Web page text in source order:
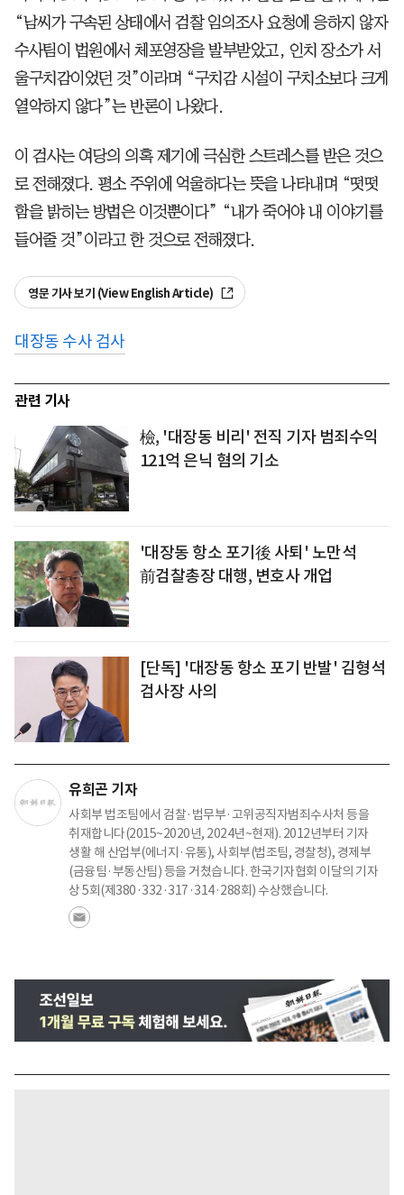
“남씨가 구속된 상태에서 검찰 임의조사 요청에 응하지 않자
수사팀이 법원에서 체포영장을 발부받았고, 인치 장소가 서
울구치감이었던 것”이라며 “구치감 시설이 구치소보다 크게
열악하지 않다”는 반론이 나왔다.
이 검사는 여당의 의혹 제기에 극심한 스트레스를 받은 것으
로 전해졌다. 평소 주위에 억울하다는 뜻을 나타내며 “떳떳
함을 밝히는 방법은 이것뿐이다” “내가 죽어야 내 이야기를
들어줄 것”이라고 한 것으로 전해졌다.
영문 기사 보기 (View English Article)
대장동 수사 검사
관련 기사
檢, '대장동 비리' 전직 기자 범죄수익
121억 은닉 혐의 기소
'대장동 항소 포기後 사퇴' 노만석
前검찰총장 대행, 변호사 개업
[단독] '대장동 항소 포기 반발' 김형석
검사장 사의
유희곤 기자
사회부 법조팀에서 검찰·법무부·고위공직자범죄수사처 등을
취재합니다(2015~2020년, 2024년~현재). 2012년부터 기자
생활 해 산업부(에너지·유통), 사회부(법조팀, 경찰청), 경제부
(금융팀·부동산팀) 등을 거쳤습니다. 한국기자협회 이달의 기자
상 5회(제380·332·317·314·288회) 수상했습니다.